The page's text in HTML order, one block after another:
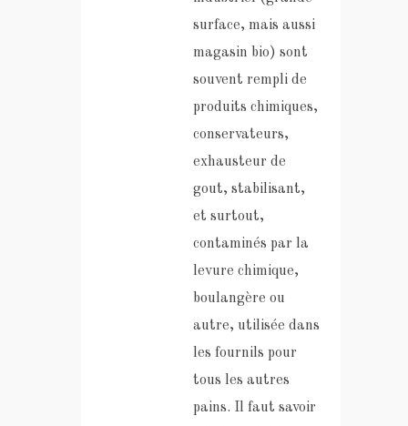
surface, mais aussi
magasin bio) sont
souvent rempli de
produits chimiques,
conservateurs,
exhausteur de
gout, stabilisant,
et surtout,
contaminés par la
levure chimique,
boulangère ou
autre, utilisée dans
les fournils pour
tous les autres
pains. Il faut savoir